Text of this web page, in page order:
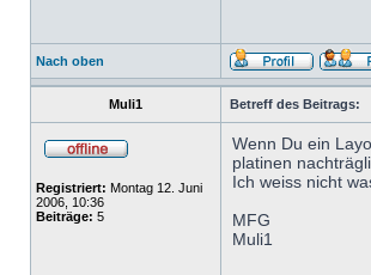
Nach oben
Muli1 Betreff des Beitrags:
Registriert: Montag 12. Juni
2006, 10:36
Beiträge: 5
Wenn Du ein
platinen
Ich weiss nicht
MFG
Muli1